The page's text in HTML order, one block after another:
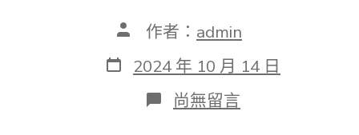
文
作
者
作者： admin
發
表
2024 年 10 月 14 日
在
〈以
尚無留言